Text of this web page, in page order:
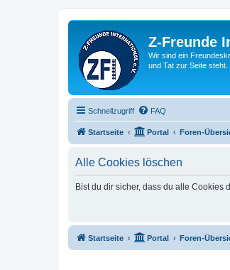
Z-Freunde
Wir sind ein
und Tat zur Seite
Schnellzugriff FAQ
Startseite Portal Foren-
Alle Cookies löschen
Bist du dir sicher, dass du alle Cookies
Startseite Portal Foren-